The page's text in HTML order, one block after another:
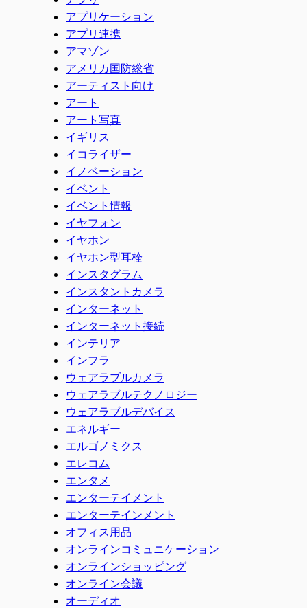
アプリケーション
アプリ連携
アマゾン
アメリカ国防総省
アーティスト向け
アート
アート写真
イギリス
イコライザー
イノベーション
イベント
イベント情報
イヤフォン
イヤホン
イヤホン型耳栓
インスタグラム
インスタントカメラ
インターネット
インターネット接続
インテリア
インフラ
ウェアラブルカメラ
ウェアラブルテクノロジー
ウェアラブルデバイス
エネルギー
エルゴノミクス
エレコム
エンタメ
エンターテイメント
エンターテインメント
オフィス用品
オンラインコミュニケーション
オンラインショッピング
オンライン会議
オーディオ